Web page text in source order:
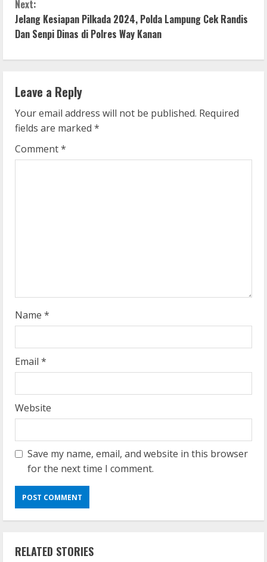
t
i
n
u
e
R
g
Next:
Jelang Kesiapan Pilkada 2024, Polda Lampung Cek Randis
Dan Senpi Dinas di Polres Way Kanan
Leave a Reply
Your email address will not be published. Required
fields are marked *
Comment*
Name *
Email *
Website
Save my name, email, and website in this browser
for the next time I comment.
RELATED STORIES